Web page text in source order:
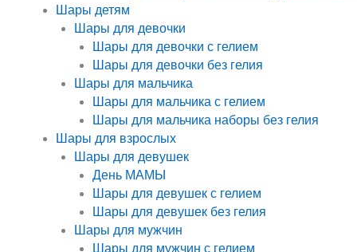
Шары детям
Шары для девочки
Шары для девочки с гелием
Шары для девочки без гелия
Шары для мальчика
Шары для мальчика с гелием
Шары для мальчика наборы без гелия
Шары для взрослых
Шары для девушек
День МАМЫ
Шары для девушек с гелием
Шары для девушек без гелия
Шары для мужчин
Шары для мужчин с гелием